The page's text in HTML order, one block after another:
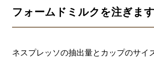
フォームドミルクを注ぎます
ネスプレッソの抽出量とカップのサイ